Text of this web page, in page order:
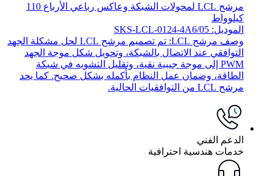
مرشح LCL لمحولات الشبكة وعاكس رباعي الأرباع 110
كيلوواط
الموديل: SKS-LCL-0124-4A6/05
وصف مرشح LCL: تم تصميم مرشح LCL لحل مشكلة الجهد
التوافقي عند الاتصال بالشبكة، وتحويل شكل موجة الجهد
PWM إلى موجة جيبية نقية، وتقليل التشويه في شبكة
الطاقة، وضمان عمل النظام بأكمله بشكل صحيح. كما يحد
مرشح LCL من التوافقيات الحالية.
الدعم الفني
خدمات هندسية احترافية